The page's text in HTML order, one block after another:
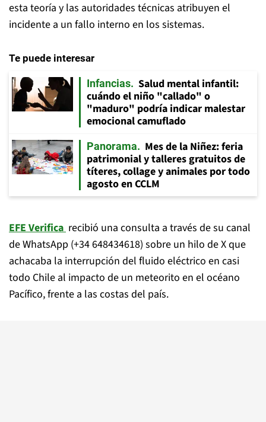
esta teoría y las autoridades técnicas atribuyen el
incidente a un fallo interno en los sistemas.
Te puede interesar
Infancias
Salud mental infantil:
cuándo el niño "callado" o
"maduro" podría indicar malestar
emocional camuflado
Panorama
Mes de la Niñez: feria
patrimonial y talleres gratuitos de
títeres, collage y animales por todo
agosto en CCLM
EFE Verifica recibió una consulta a través de su canal
de WhatsApp (+34 648434618) sobre un hilo de X que
achacaba la interrupción del fluido eléctrico en casi
todo Chile al impacto de un meteorito en el océano
Pacífico, frente a las costas del país.